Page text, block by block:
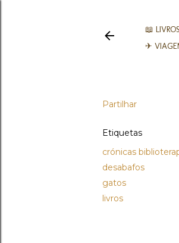
📖 LIVROS
✈
Partilhar
Etiquetas
crónicas
desabafos
gatos
livros